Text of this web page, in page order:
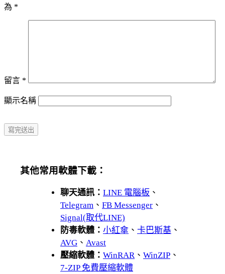
為 *
留言 *
顯示名稱
其他常用軟體下載：
聊天通訊： LINE 電腦板 、
Telegram 、 FB Messenger 、
Signal(取代LINE)
防毒軟體： 小紅傘 、 卡巴斯基 、
AVG 、 Avast
壓縮軟體： WinRAR、 WinZIP 、
7-ZIP 免費壓縮軟體